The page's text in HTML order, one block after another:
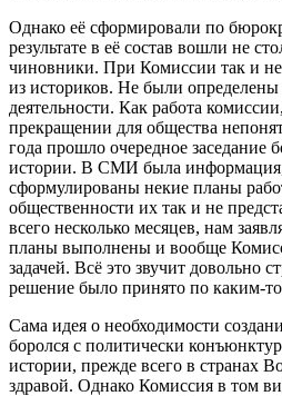
Однако её сформировали по
результате в её состав вошли не
чиновники. При Комиссии так и не
из историков. Не были
деятельности. Как работа
прекращении для общества
года прошло очередное заседание
истории. В СМИ была
сформулированы некие планы
общественности их так и не
всего несколько месяцев, нам
планы выполнены и вообще
задачей. Всё это звучит довольно
решение было принято по каким-
Сама идея о необходимости
боролся с политически
истории, прежде всего в странах
здравой. Однако Комиссия в том